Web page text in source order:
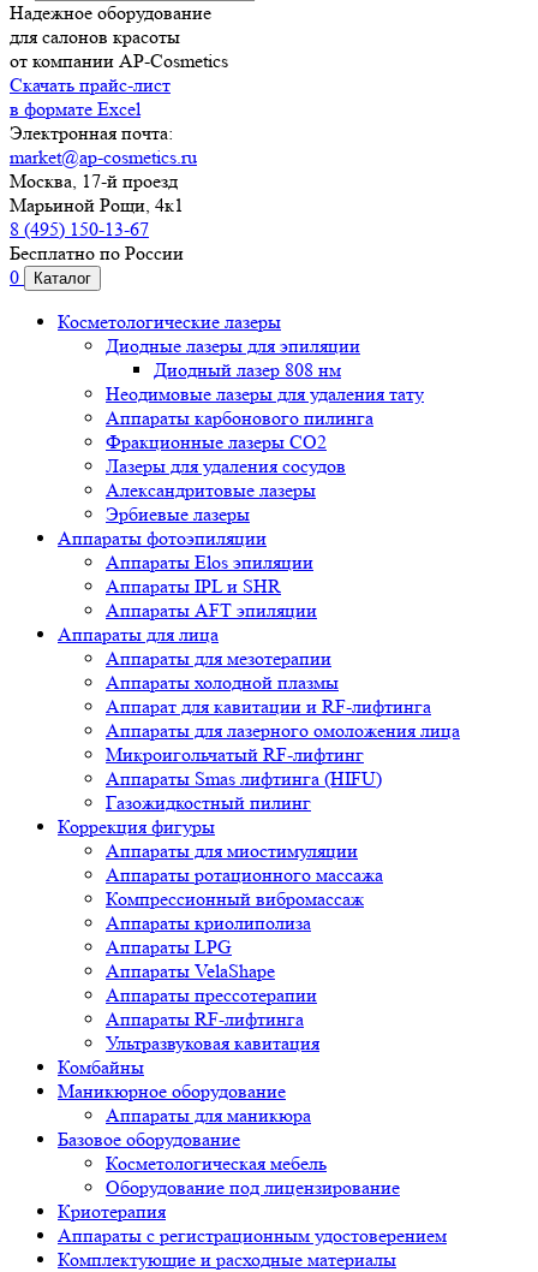
Надежное оборудование
для салонов красоты
от компании AP-Cosmetics
Скачать прайс-лист
в формате Excel
Электронная почта:
market@ap-cosmetics.ru
Москва, 17-й проезд
Марьиной Рощи, 4к1
8 (495) 150-13-67
Бесплатно по России
0
Каталог
Косметологические лазеры
Диодные лазеры для эпиляции
Диодный лазер 808 нм
Неодимовые лазеры для удаления тату
Аппараты карбонового пилинга
Фракционные лазеры CO2
Лазеры для удаления сосудов
Александритовые лазеры
Эрбиевые лазеры
Аппараты фотоэпиляции
Аппараты Elos эпиляции
Аппараты IPL и SHR
Аппараты AFT эпиляции
Аппараты для лица
Аппараты для мезотерапии
Аппараты холодной плазмы
Аппарат для кавитации и RF-лифтинга
Аппараты для лазерного омоложения лица
Микроигольчатый RF-лифтинг
Аппараты Smas лифтинга (HIFU)
Газожидкостный пилинг
Коррекция фигуры
Аппараты для миостимуляции
Аппараты ротационного массажа
Компрессионный вибромассаж
Аппараты криолиполиза
Аппараты LPG
Аппараты VelaShape
Аппараты прессотерапии
Аппараты RF-лифтинга
Ультразвуковая кавитация
Комбайны
Маникюрное оборудование
Аппараты для маникюра
Базовое оборудование
Косметологическая мебель
Оборудование под лицензирование
Криотерапия
Аппараты c регистрационным удостоверением
Комплектующие и расходные материалы